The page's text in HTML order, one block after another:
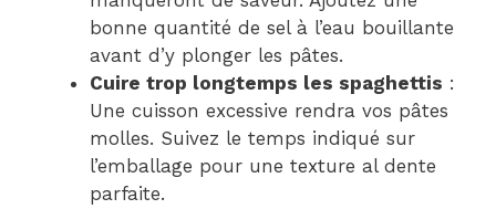
bonne quantité de sel à l’eau bouillante
avant d’y plonger les pâtes.
Cuire trop longtemps les spaghettis :
Une cuisson excessive rendra vos pâtes
molles. Suivez le temps indiqué sur
l’emballage pour une texture al dente
parfaite.